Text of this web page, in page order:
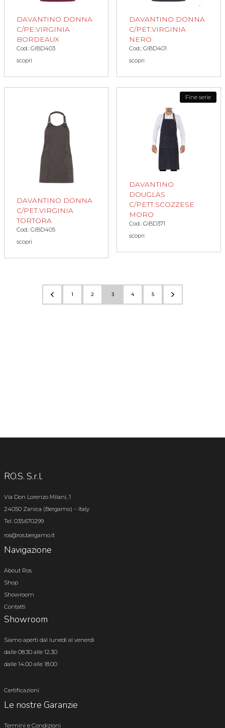
DAVANTINO DONNA
C/PE.VIRGINIA
BORDEAUX
Cod.: GIBD403
scopri
DAVANTINO DONNA
C/PET.VIRGINIA
NERO
Cod.: GIBD401
scopri
DAVANTINO DONNA
C/PET.VIRGINIA
TORTORA
Cod.: GIBD405
scopri
Fine serie
DAVANTINO
DOUGLAS
C/PETT.SCOZZESE
MORO
Cod.: GIBD371
scopri
1 2 3 4 5
RO.S. S.r.l.
Via Don Lorenzo Milani, 1
24050 Zanica (Bergamo) – Italy
Tel. 035.670299
ros@ros.bergamo.it
Navigazione
About Ros
Shop
Showroom
Contatti
Showroom
Siamo aperti dal lunedì al venerdì
dalle 08.30 alle 12.30
dalle 14.00 alle 18.00
Certificazioni
Le nostre Garanzie
Termini e Condizioni